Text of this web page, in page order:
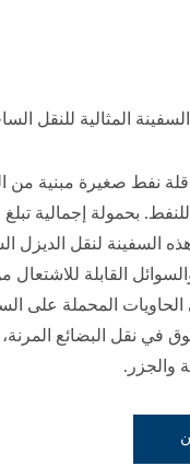
رقم 1 هي ناقلة نفط صغيرة
السفينة لنقل الديزل
القابلة للاشتعال
الحاويات المحملة
في نقل البضائع
والجزر.